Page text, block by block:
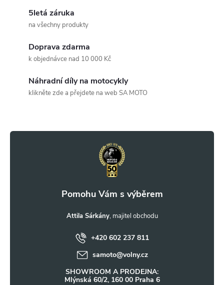
5letá záruka
na všechny produkty
Doprava zdarma
k objednávce nad 10 000 Kč
Náhradní díly na motocykly
klikněte zde a přejdete na web SA MOTO
Attila Sárkány
+420 602 237 811
samoto@volny.cz
SHOWROOM A PRODEJNA:
Mlýnská 60/2, 160 00 Praha 6